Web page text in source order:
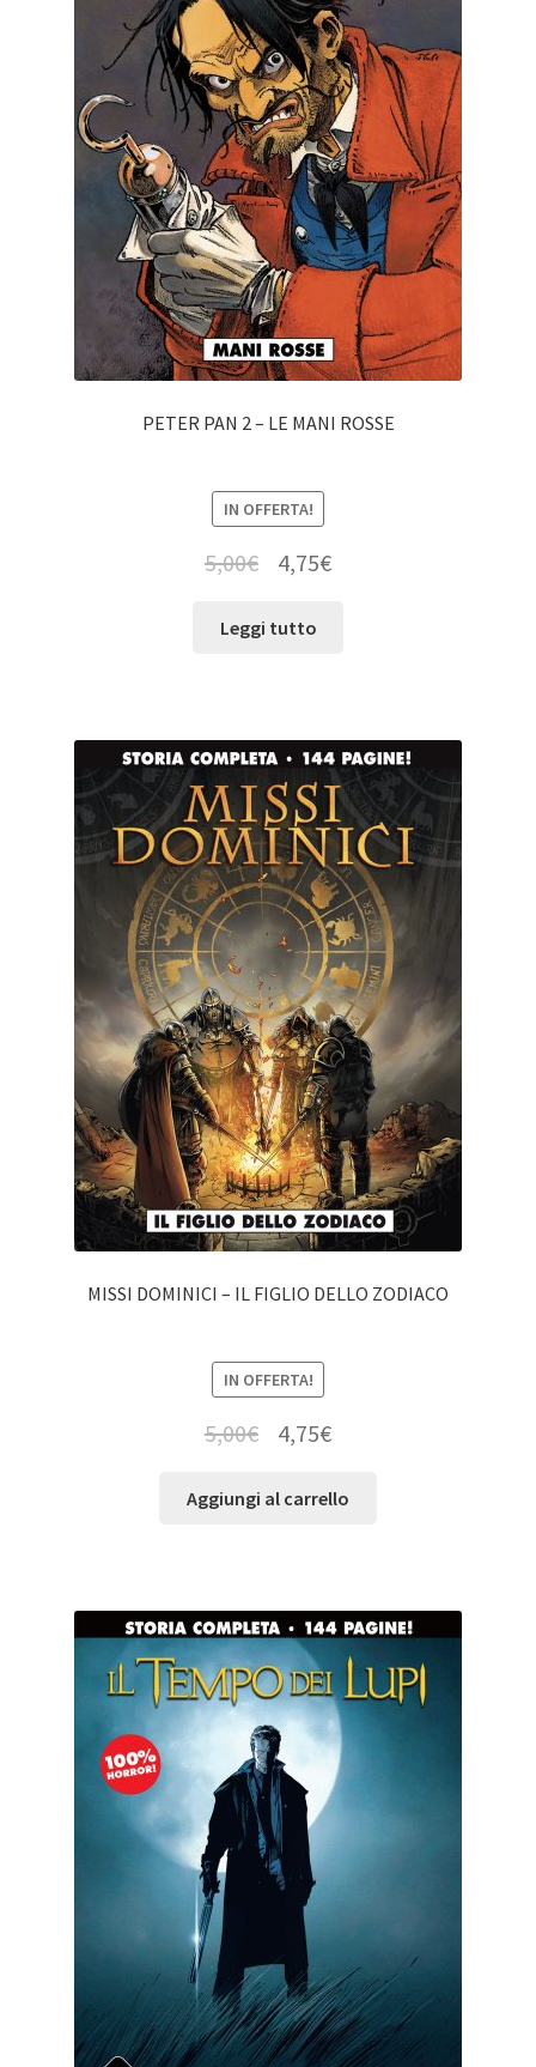
PETER PAN 2 – LE MANI ROSSE
IN OFFERTA!
5,00€ 4,75€
Leggi tutto
MISSI DOMINICI – IL FIGLIO DELLO ZODIACO
IN OFFERTA!
5,00€ 4,75€
Aggiungi al carrello